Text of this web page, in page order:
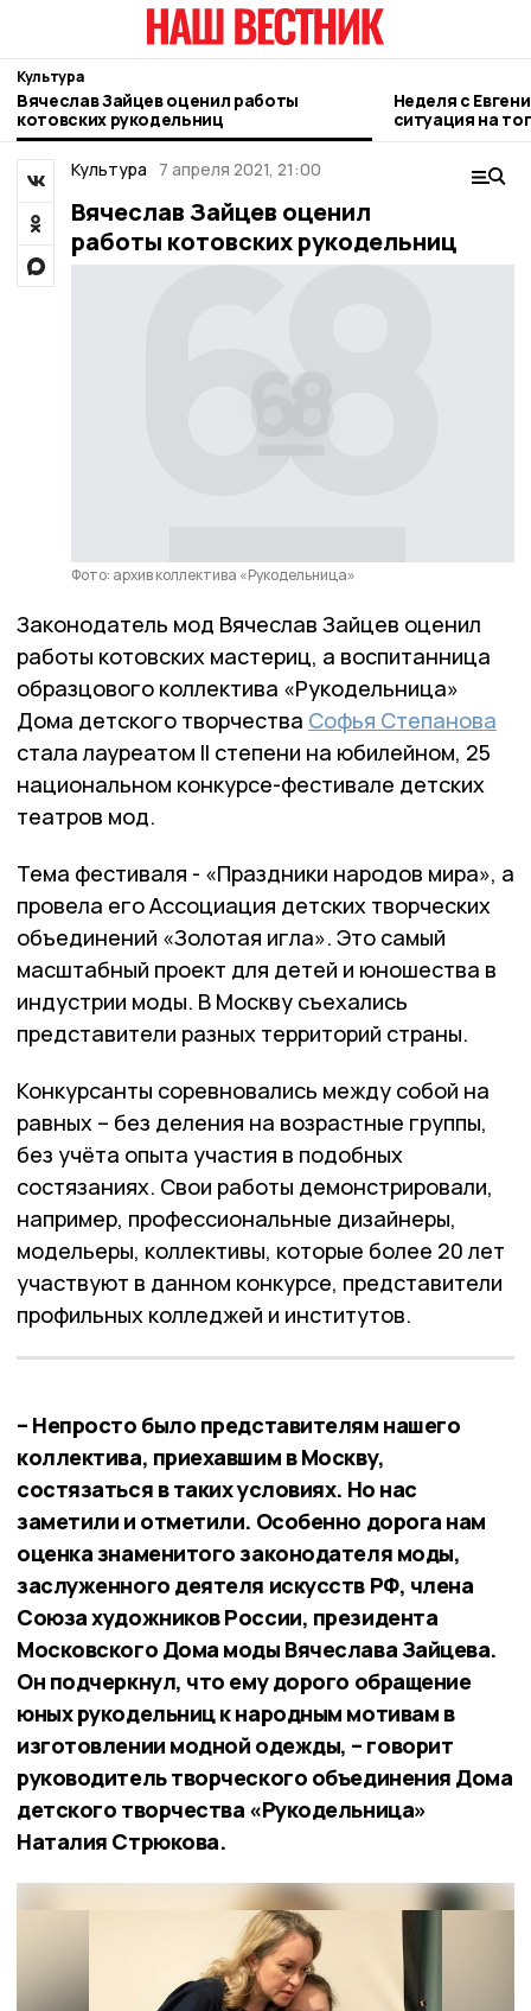
Культура
Вячеслав Зайцев оценил работы
котовских рукодельниц
Неделя с
ситуация на
городе и
Культура
7 апреля 2021, 21:00
Вячеслав Зайцев оценил
работы котовских рукодельниц
Фото: архив коллектива «Рукодельница»
Законодатель мод Вячеслав Зайцев оценил
работы котовских мастериц, а воспитанница
образцового коллектива «Рукодельница»
Дома детского творчества Софья Степанова
стала лауреатом II степени на юбилейном, 25
национальном конкурсе-фестивале детских
театров мод.
Тема фестиваля - «Праздники народов мира», а
провела его Ассоциация детских творческих
объединений «Золотая игла». Это самый
масштабный проект для детей и юношества в
индустрии моды. В Москву съехались
представители разных территорий страны.
Конкурсанты соревновались между собой на
равных – без деления на возрастные группы,
без учёта опыта участия в подобных
состязаниях. Свои работы демонстрировали,
например, профессиональные дизайнеры,
модельеры, коллективы, которые более 20 лет
участвуют в данном конкурсе, представители
профильных колледжей и институтов.
– Непросто было представителям нашего
коллектива, приехавшим в Москву,
состязаться в таких условиях. Но нас
заметили и отметили. Особенно дорога нам
оценка знаменитого законодателя моды,
заслуженного деятеля искусств РФ, члена
Союза художников России, президента
Московского Дома моды Вячеслава Зайцева.
Он подчеркнул, что ему дорого обращение
юных рукодельниц к народным мотивам в
изготовлении модной одежды, – говорит
руководитель творческого объединения Дома
детского творчества «Рукодельница»
Наталия Стрюкова.